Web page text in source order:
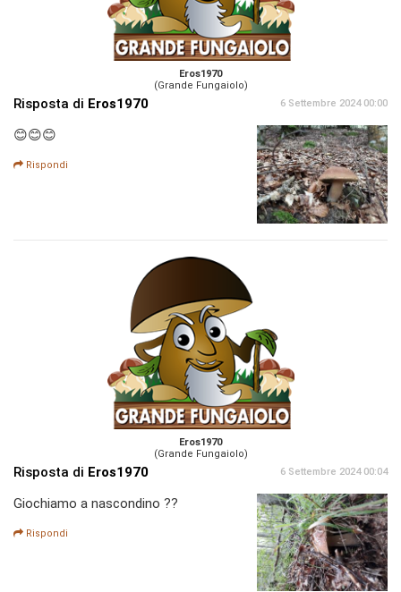
Eros1970
(Grande Fungaiolo)
Risposta di Eros1970 6 Settembre 2024 00:00
😊😊😊
Rispondi
Eros1970
(Grande Fungaiolo)
Risposta di Eros1970 6 Settembre 2024 00:04
Giochiamo a nascondino ??
Rispondi